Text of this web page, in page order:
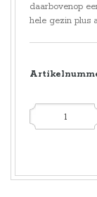
daarbovenop
hele gezin plus